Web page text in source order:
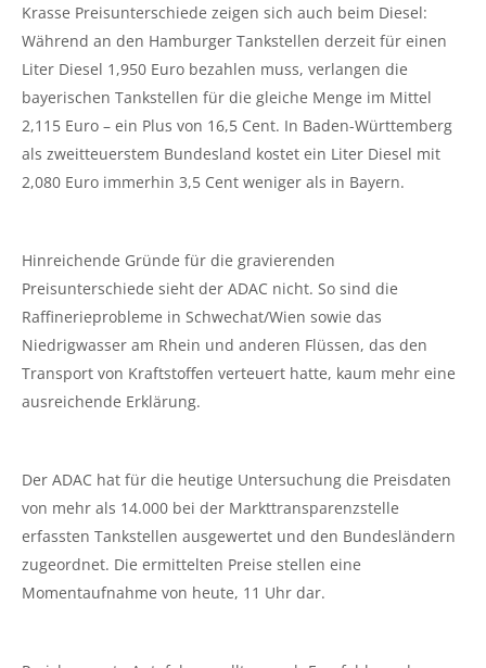
Krasse Preisunterschiede zeigen sich auch beim Diesel:
Während an den Hamburger Tankstellen derzeit für einen
Liter Diesel 1,950 Euro bezahlen muss, verlangen die
bayerischen Tankstellen für die gleiche Menge im Mittel
2,115 Euro – ein Plus von 16,5 Cent. In Baden-Württemberg
als zweitteuerstem Bundesland kostet ein Liter Diesel mit
2,080 Euro immerhin 3,5 Cent weniger als in Bayern.
Hinreichende Gründe für die gravierenden
Preisunterschiede sieht der ADAC nicht. So sind die
Raffinerieprobleme in Schwechat/Wien sowie das
Niedrigwasser am Rhein und anderen Flüssen, das den
Transport von Kraftstoffen verteuert hatte, kaum mehr eine
ausreichende Erklärung.
Der ADAC hat für die heutige Untersuchung die Preisdaten
von mehr als 14.000 bei der Markttransparenzstelle
erfassten Tankstellen ausgewertet und den Bundesländern
zugeordnet. Die ermittelten Preise stellen eine
Momentaufnahme von heute, 11 Uhr dar.